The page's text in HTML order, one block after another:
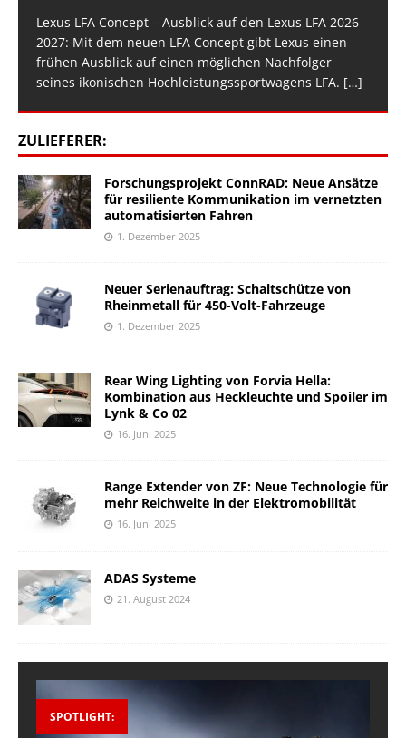
Lexus LFA Concept – Ausblick auf den Lexus LFA 2026-
2027: Mit dem neuen LFA Concept gibt Lexus einen
frühen Ausblick auf einen möglichen Nachfolger
seines ikonischen Hochleistungssportwagens LFA. […]
ZULIEFERER:
Forschungsprojekt ConnRAD: Neue Ansätze
für resiliente Kommunikation im vernetzten
automatisierten Fahren
1. Dezember 2025
Neuer Serienauftrag: Schaltschütze von
Rheinmetall für 450-Volt-Fahrzeuge
1. Dezember 2025
Rear Wing Lighting von Forvia Hella:
Kombination aus Heckleuchte und Spoiler im
Lynk & Co 02
16. Juni 2025
Range Extender von ZF: Neue Technologie für
mehr Reichweite in der Elektromobilität
16. Juni 2025
ADAS Systeme
21. August 2024
SPOTLIGHT: